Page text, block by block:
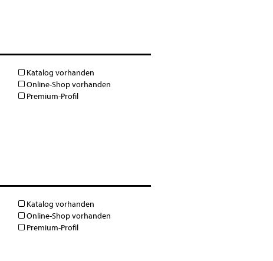
Katalog vorhanden
Online-Shop vorhanden
Premium-Profil
Katalog vorhanden
Online-Shop vorhanden
Premium-Profil